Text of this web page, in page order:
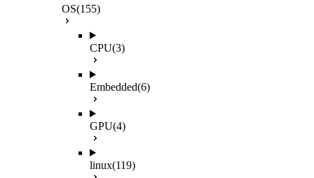
OS(155)
CPU(3)
Embedded(6)
GPU(4)
linux(119)